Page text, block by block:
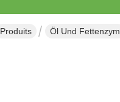
Produits Öl Und Fettenzym